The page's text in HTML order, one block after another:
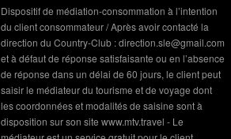
Dispositif de médiation-consommation à l’intention
du client consommateur / Après avoir contacté la
direction du Country-Club : direction.sle@gmail.com
et à défaut de réponse satisfaisante ou en l’absence
de réponse dans un délai de 60 jours, le client peut
saisir le médiateur du tourisme et de voyage dont
les coordonnées et modalités de saisine sont à
disposition sur son site www.mtv.travel - Le